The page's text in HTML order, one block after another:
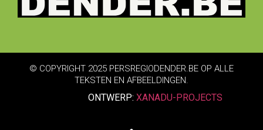
© COPYRIGHT 2025 PERSREGIODENDER.BE OP ALLE
TEKSTEN EN AFBEELDINGEN.
ONTWERP: XANADU-PROJECTS